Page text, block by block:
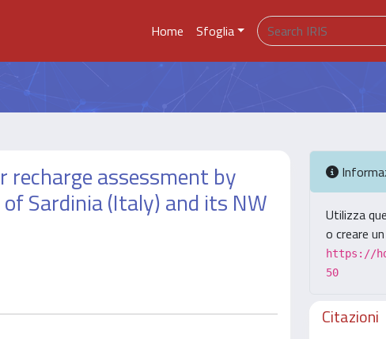
Home Sfoglia
assessment by
Sardinia (Italy) and its NW
Utilizza
o creare
https://
50
Citazioni